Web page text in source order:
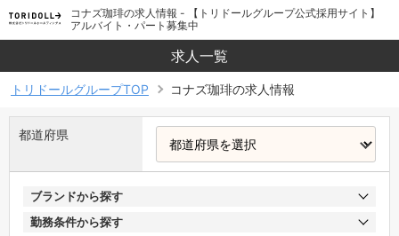
コナズ珈琲の求人情報 - 【トリドールグループ公式採用サイト】
アルバイト・パート募集中
求人一覧
トリドールグループTOP コナズ珈琲の求人情報
都道府県
ブランドから探す
勤務条件から探す